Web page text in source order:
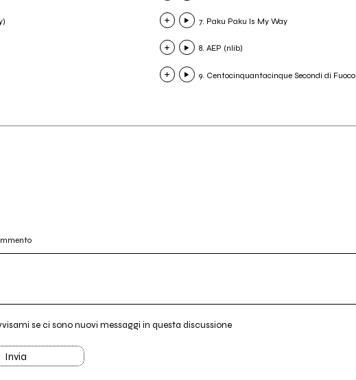
7. Paku Paku Is My Way
8. AEP (nlib)
9. Centocinquantacinque Secondi di Fuoco
se ci sono nuovi messaggi in questa discussione
Invia